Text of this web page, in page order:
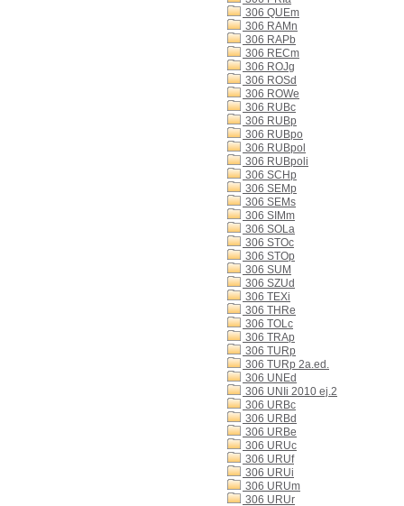
306 QUEm
306 RAMn
306 RAPb
306 RECm
306 ROJg
306 ROSd
306 ROWe
306 RUBc
306 RUBp
306 RUBpo
306 RUBpol
306 RUBpoli
306 SCHp
306 SEMp
306 SEMs
306 SIMm
306 SOLa
306 STOc
306 STOp
306 SUM
306 SZUd
306 TEXi
306 THRe
306 TOLc
306 TRAp
306 TURp
306 TURp 2a.ed.
306 UNEd
306 UNIi 2010 ej.2
306 URBc
306 URBd
306 URBe
306 URUc
306 URUf
306 URUi
306 URUm
306 URUr